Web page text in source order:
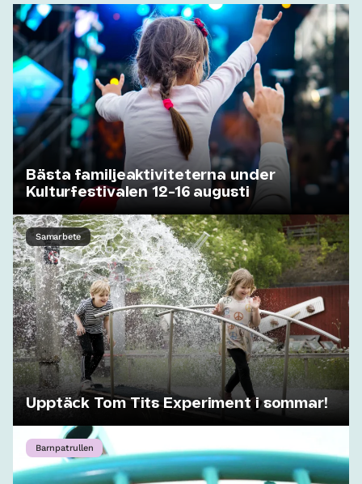
Bästa familjeaktiviteterna under
Kulturfestivalen 12-16 augusti
Samarbete
Upptäck Tom Tits Experiment i sommar!
Barnpatrullen